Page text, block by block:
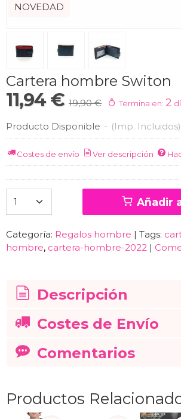
NOVEDAD
Cartera hombre Switon
11,94 € 19,90 € Termina en: 2
Producto Disponible - (Imp. Incluidos)
Costes de envío Ver descripción
Añadir
Categoría: Regalos hombre | Tags:
hombre cartera-hombre-2022 |
Descripción
Costes de Envío
Comentarios
Productos